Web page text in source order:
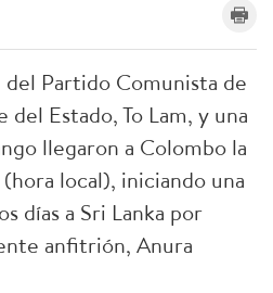
Partido Comunista de
Estado, To Lam, y una
llegaron a Colombo la
local), iniciando una
días a Sri Lanka por
anfitrión, Anura